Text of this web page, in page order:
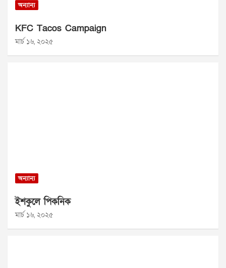
অন্যান্য
KFC Tacos Campaign
মার্চ ১৬, ২০২৫
অন্যান্য
ইশকুলে পিকনিক
মার্চ ১৬, ২০২৫